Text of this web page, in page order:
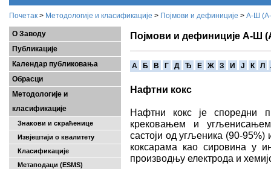
Почетак > Методологије и класификације > Појмови и дефиниције > А-Ш
О Заводу
Публикације
Календар публиковања
Обрасци
Методологије и
класификације
Знакови и скраћенице
Извјештаји о квалитету
Класификације
Метаподаци (ESMS)
Појмови и дефиниције А-Ш
A Б В Г Д Ђ Е Ж З И Ј К Л
Нафтни кокс
Нафтни кокс је споредни
крековањем и угљенисањем
састоји од угљеника (90-95%)
коксарама као сировина у
производњу електрода и